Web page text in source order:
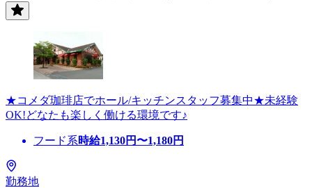
★コメダ珈琲店でホール/キッチンスタッフ募集中★未経験
OK!どなたも楽しく働ける環境です♪
フード系時給1,130円〜1,180円
勤務地